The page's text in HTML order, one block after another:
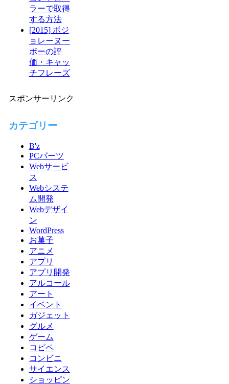
ラーで取得
する方法
[2015] ボジ
ョレーヌー
ボーの評
価・キャッ
チフレーズ
スポンサーリンク
カテゴリー
B'z
PCパーツ
Webサービ
ス
Webシステ
ム開発
Webデザイ
ン
WordPress
お菓子
アニメ
アプリ
アプリ開発
アルコール
アート
イベント
ガジェット
グルメ
ゲーム
コピペ
コンビニ
サイエンス
ショッピン